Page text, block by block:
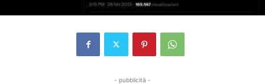
- pubblicità -